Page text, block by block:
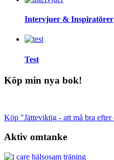
Intervjuer & Inspiratörer
Test
Köp min nya bok!
Köp "Jätteviktig - att må bra
Aktiv omtanke